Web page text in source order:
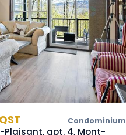
Condominium
Plaisant, apt. 4, Mont-